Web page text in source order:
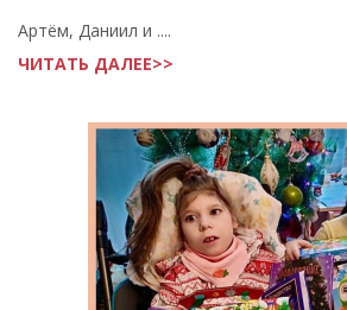
Артём, Даниил и ....
ЧИТАТЬ ДАЛЕЕ>>